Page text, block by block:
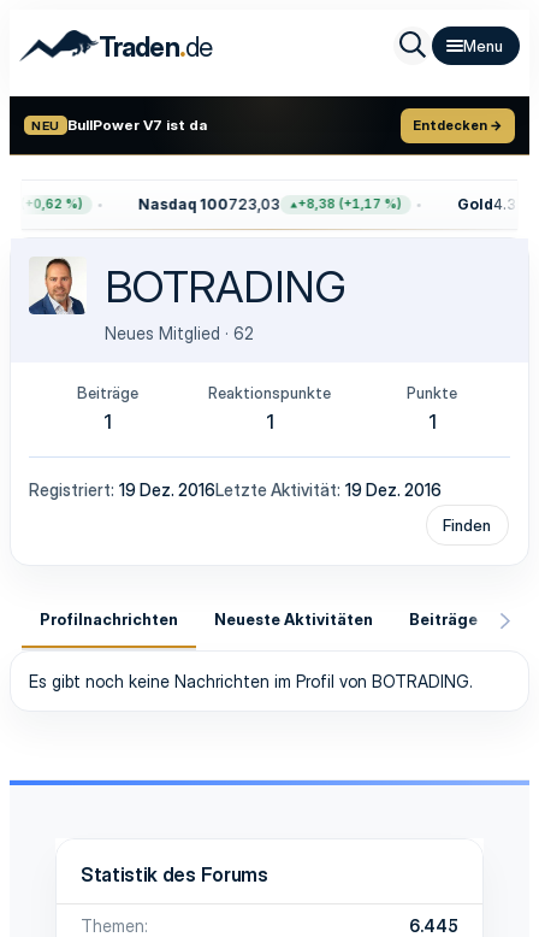
Traden.de
NEU BullPower V7 ist da Entdecken →
(+0,62 %) Nasdaq 100723,03 +8,38 (+1,17 %) Gold
BOTRADING
Neues Mitglied · 62
Beiträge
1
Reaktionspunkte
1
Punkte
1
Registriert 19 Dez. 2016Letzte Aktivität 19 Dez. 2016
Finden
Profilnachrichten Neueste Aktivitäten Beiträge
Es gibt noch keine Nachrichten im Profil von BOTRADING.
Statistik des Forums
Themen
6.445